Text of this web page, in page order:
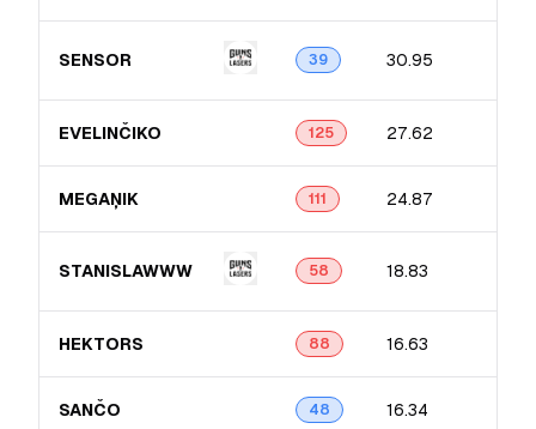
SENSOR 39 30.95
EVELINČIKO 125 27.62
MEGAŅIK 111 24.87
STANISLAWWW 58 18.83
HEKTORS 88 16.63
SANČO 48 16.34